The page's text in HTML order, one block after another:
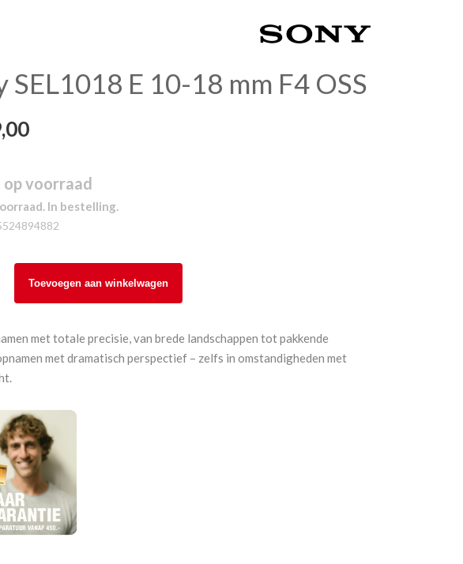
SEL1018 E 10-18 mm F4 OSS
voorraad
In bestelling.
Toevoegen aan winkelwagen
met totale precisie, van brede landschappen tot pakkende
met dramatisch perspectief – zelfs in omstandigheden met